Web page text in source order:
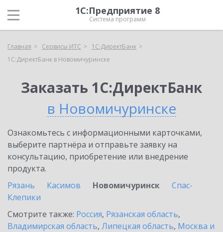
1С:Предприятие 8
Система программ
Главная Сервисы ИТС
1С:ДиректБанк
1С:ДиректБанк в Новомичуринске
Заказать 1С:ДиректБанк
в Новомичуринске
Ознакомьтесь с информационными карточками,
выберите партнёра и отправьте заявку на
консультацию, приобретение или внедрение
продукта.
Рязань
Касимов Новомичуринск
Спас-
Клепики
Смотрите также: Россия, Рязанская область,
Владимирская область, Липецкая область, Москва и